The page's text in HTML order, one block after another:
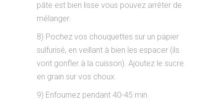
pâte est bien lisse vous pouvez arrêter de
mélanger.
8) Pochez vos chouquettes sur un papier
sulfurisé, en veillant à bien les espacer (ils
vont gonfler à la cuisson). Ajoutez le sucre
en grain sur vos choux.
9) Enfournez pendant 40-45 min.